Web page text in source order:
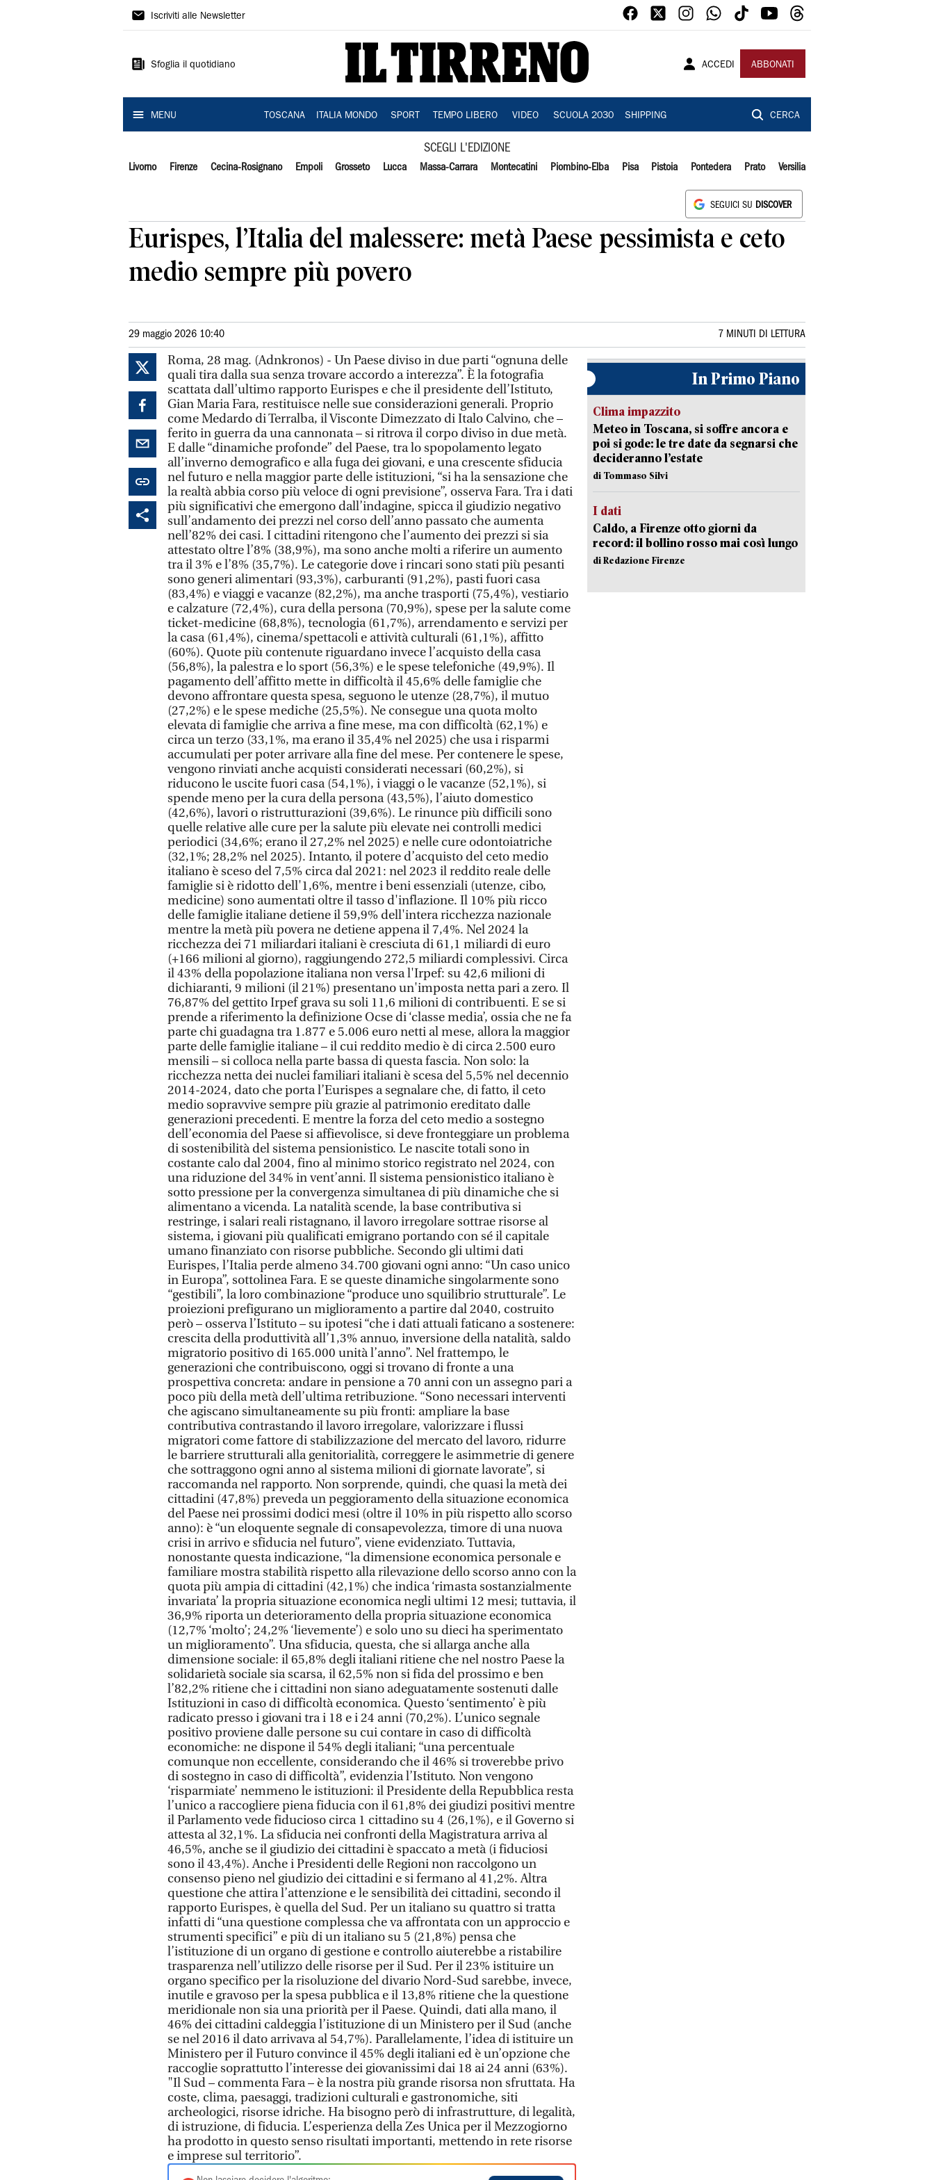
Il
Iscriviti alle Newsletter
Sfoglia il quotidiano ACCEDI ABBONATI
MENU TOSCANA ITALIA MONDO SPORT TEMPO LIBERO VIDEO SCUOLA 2030 SHIPPING CERCA
SCEGLI L'EDIZIONE
Livorno Firenze Cecina-Rosignano Empoli Grosseto Lucca Massa-Carrara Montecatini Piombino-Elba Pisa Pistoia Pontedera Prato Versilia
SEGUICI SU DISCOVER
Eurispes, l’Italia del malessere: metà Paese pessimista e ceto
medio sempre più povero
29 maggio 2026 10:40 7 MINUTI DI LETTURA
Roma, 28 mag. (Adnkronos) - Un Paese diviso in due parti “ognuna delle
quali tira dalla sua senza trovare accordo a interezza”. È la fotografia
scattata dall’ultimo rapporto Eurispes e che il presidente dell’Istituto,
Gian Maria Fara, restituisce nelle sue considerazioni generali. Proprio
come Medardo di Terralba, il Visconte Dimezzato di Italo Calvino, che –
ferito in guerra da una cannonata – si ritrova il corpo diviso in due metà.
E dalle “dinamiche profonde” del Paese, tra lo spopolamento legato
all’inverno demografico e alla fuga dei giovani, e una crescente sfiducia
nel futuro e nella maggior parte delle istituzioni, “si ha la sensazione che
la realtà abbia corso più veloce di ogni previsione”, osserva Fara. Tra i dati
più significativi che emergono dall’indagine, spicca il giudizio negativo
sull’andamento dei prezzi nel corso dell’anno passato che aumenta
nell’82% dei casi. I cittadini ritengono che l’aumento dei prezzi si sia
attestato oltre l’8% (38,9%), ma sono anche molti a riferire un aumento
tra il 3% e l’8% (35,7%). Le categorie dove i rincari sono stati più pesanti
sono generi alimentari (93,3%), carburanti (91,2%), pasti fuori casa
(83,4%) e viaggi e vacanze (82,2%), ma anche trasporti (75,4%), vestiario
e calzature (72,4%), cura della persona (70,9%), spese per la salute come
ticket-medicine (68,8%), tecnologia (61,7%), arrendamento e servizi per
la casa (61,4%), cinema/spettacoli e attività culturali (61,1%), affitto
(60%). Quote più contenute riguardano invece l’acquisto della casa
(56,8%), la palestra e lo sport (56,3%) e le spese telefoniche (49,9%). Il
pagamento dell’affitto mette in difficoltà il 45,6% delle famiglie che
devono affrontare questa spesa, seguono le utenze (28,7%), il mutuo
(27,2%) e le spese mediche (25,5%). Ne consegue una quota molto
elevata di famiglie che arriva a fine mese, ma con difficoltà (62,1%) e
circa un terzo (33,1%, ma erano il 35,4% nel 2025) che usa i risparmi
accumulati per poter arrivare alla fine del mese. Per contenere le spese,
vengono rinviati anche acquisti considerati necessari (60,2%), si
riducono le uscite fuori casa (54,1%), i viaggi o le vacanze (52,1%), si
spende meno per la cura della persona (43,5%), l’aiuto domestico
(42,6%), lavori o ristrutturazioni (39,6%). Le rinunce più difficili sono
quelle relative alle cure per la salute più elevate nei controlli medici
periodici (34,6%; erano il 27,2% nel 2025) e nelle cure odontoiatriche
(32,1%; 28,2% nel 2025). Intanto, il potere d’acquisto del ceto medio
italiano è sceso del 7,5% circa dal 2021: nel 2023 il reddito reale delle
famiglie si è ridotto dell'1,6%, mentre i beni essenziali (utenze, cibo,
medicine) sono aumentati oltre il tasso d'inflazione. Il 10% più ricco
delle famiglie italiane detiene il 59,9% dell'intera ricchezza nazionale
mentre la metà più povera ne detiene appena il 7,4%. Nel 2024 la
ricchezza dei 71 miliardari italiani è cresciuta di 61,1 miliardi di euro
(+166 milioni al giorno), raggiungendo 272,5 miliardi complessivi. Circa
il 43% della popolazione italiana non versa l'Irpef: su 42,6 milioni di
dichiaranti, 9 milioni (il 21%) presentano un'imposta netta pari a zero. Il
76,87% del gettito Irpef grava su soli 11,6 milioni di contribuenti. E se si
prende a riferimento la definizione Ocse di ‘classe media’, ossia che ne fa
parte chi guadagna tra 1.877 e 5.006 euro netti al mese, allora la maggior
parte delle famiglie italiane – il cui reddito medio è di circa 2.500 euro
mensili – si colloca nella parte bassa di questa fascia. Non solo: la
ricchezza netta dei nuclei familiari italiani è scesa del 5,5% nel decennio
2014-2024, dato che porta l’Eurispes a segnalare che, di fatto, il ceto
medio sopravvive sempre più grazie al patrimonio ereditato dalle
generazioni precedenti. E mentre la forza del ceto medio a sostegno
dell’economia del Paese si affievolisce, si deve fronteggiare un problema
di sostenibilità del sistema pensionistico. Le nascite totali sono in
costante calo dal 2004, fino al minimo storico registrato nel 2024, con
una riduzione del 34% in vent’anni. Il sistema pensionistico italiano è
sotto pressione per la convergenza simultanea di più dinamiche che si
alimentano a vicenda. La natalità scende, la base contributiva si
restringe, i salari reali ristagnano, il lavoro irregolare sottrae risorse al
sistema, i giovani più qualificati emigrano portando con sé il capitale
umano finanziato con risorse pubbliche. Secondo gli ultimi dati
Eurispes, l’Italia perde almeno 34.700 giovani ogni anno: “Un caso unico
in Europa”, sottolinea Fara. E se queste dinamiche singolarmente sono
“gestibili”, la loro combinazione “produce uno squilibrio strutturale”. Le
proiezioni prefigurano un miglioramento a partire dal 2040, costruito
però – osserva l’Istituto – su ipotesi “che i dati attuali faticano a sostenere:
crescita della produttività all’1,3% annuo, inversione della natalità, saldo
migratorio positivo di 165.000 unità l’anno”. Nel frattempo, le
generazioni che contribuiscono, oggi si trovano di fronte a una
prospettiva concreta: andare in pensione a 70 anni con un assegno pari a
poco più della metà dell’ultima retribuzione. “Sono necessari interventi
che agiscano simultaneamente su più fronti: ampliare la base
contributiva contrastando il lavoro irregolare, valorizzare i flussi
migratori come fattore di stabilizzazione del mercato del lavoro, ridurre
le barriere strutturali alla genitorialità, correggere le asimmetrie di genere
che sottraggono ogni anno al sistema milioni di giornate lavorate”, si
raccomanda nel rapporto. Non sorprende, quindi, che quasi la metà dei
cittadini (47,8%) preveda un peggioramento della situazione economica
del Paese nei prossimi dodici mesi (oltre il 10% in più rispetto allo scorso
anno): è “un eloquente segnale di consapevolezza, timore di una nuova
crisi in arrivo e sfiducia nel futuro”, viene evidenziato. Tuttavia,
nonostante questa indicazione, “la dimensione economica personale e
familiare mostra stabilità rispetto alla rilevazione dello scorso anno con la
quota più ampia di cittadini (42,1%) che indica ‘rimasta sostanzialmente
invariata’ la propria situazione economica negli ultimi 12 mesi; tuttavia, il
36,9% riporta un deterioramento della propria situazione economica
(12,7% ‘molto’; 24,2% ‘lievemente’) e solo uno su dieci ha sperimentato
un miglioramento”. Una sfiducia, questa, che si allarga anche alla
dimensione sociale: il 65,8% degli italiani ritiene che nel nostro Paese la
solidarietà sociale sia scarsa, il 62,5% non si fida del prossimo e ben
l’82,2% ritiene che i cittadini non siano adeguatamente sostenuti dalle
Istituzioni in caso di difficoltà economica. Questo ‘sentimento’ è più
radicato presso i giovani tra i 18 e i 24 anni (70,2%). L’unico segnale
positivo proviene dalle persone su cui contare in caso di difficoltà
economiche: ne dispone il 54% degli italiani; “una percentuale
comunque non eccellente, considerando che il 46% si troverebbe privo
di sostegno in caso di difficoltà”, evidenzia l’Istituto. Non vengono
‘risparmiate’ nemmeno le istituzioni: il Presidente della Repubblica resta
l’unico a raccogliere piena fiducia con il 61,8% dei giudizi positivi mentre
il Parlamento vede fiducioso circa 1 cittadino su 4 (26,1%), e il Governo si
attesta al 32,1%. La sfiducia nei confronti della Magistratura arriva al
46,5%, anche se il giudizio dei cittadini è spaccato a metà (i fiduciosi
sono il 43,4%). Anche i Presidenti delle Regioni non raccolgono un
consenso pieno nel giudizio dei cittadini e si fermano al 41,2%. Altra
questione che attira l’attenzione e le sensibilità dei cittadini, secondo il
rapporto Eurispes, è quella del Sud. Per un italiano su quattro si tratta
infatti di “una questione complessa che va affrontata con un approccio e
strumenti specifici” e più di un italiano su 5 (21,8%) pensa che
l’istituzione di un organo di gestione e controllo aiuterebbe a ristabilire
trasparenza nell’utilizzo delle risorse per il Sud. Per il 23% istituire un
organo specifico per la risoluzione del divario Nord-Sud sarebbe, invece,
inutile e gravoso per la spesa pubblica e il 13,8% ritiene che la questione
meridionale non sia una priorità per il Paese. Quindi, dati alla mano, il
46% dei cittadini caldeggia l’istituzione di un Ministero per il Sud (anche
se nel 2016 il dato arrivava al 54,7%). Parallelamente, l’idea di istituire un
Ministero per il Futuro convince il 45% degli italiani ed è un’opzione che
raccoglie soprattutto l’interesse dei giovanissimi dai 18 ai 24 anni (63%).
"Il Sud – commenta Fara – è la nostra più grande risorsa non sfruttata. Ha
coste, clima, paesaggi, tradizioni culturali e gastronomiche, siti
archeologici, risorse idriche. Ha bisogno però di infrastrutture, di legalità,
di istruzione, di fiducia. L’esperienza della Zes Unica per il Mezzogiorno
ha prodotto in questo senso risultati importanti, mettendo in rete risorse
e imprese sul territorio”.
In Primo Piano
Clima impazzito
Meteo in Toscana, si soffre ancora e
poi si gode: le tre date da segnarsi che
decideranno l’estate
di Tommaso Silvi
I dati
Caldo, a Firenze otto giorni da
record: il bollino rosso mai così lungo
di Redazione Firenze